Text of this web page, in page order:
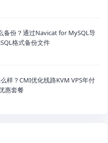
备份？通过Navicat for MySQL导
格式备份文件
样？CMI优化线路KVM VPS年付
惠套餐